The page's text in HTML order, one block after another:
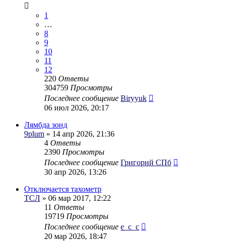
1
…
8
9
10
11
12
220 Ответы
304759 Просмотры
Последнее сообщение Biryyuk
06 июл 2026, 20:17
Лямбда зонд
9plum » 14 апр 2026, 21:36
4 Ответы
2390 Просмотры
Последнее сообщение Григорий СПб
30 апр 2026, 13:26
Отключается тахометр
ТСЛ » 06 мар 2017, 12:22
11 Ответы
19719 Просмотры
Последнее сообщение e_c_c
20 мар 2026, 18:47